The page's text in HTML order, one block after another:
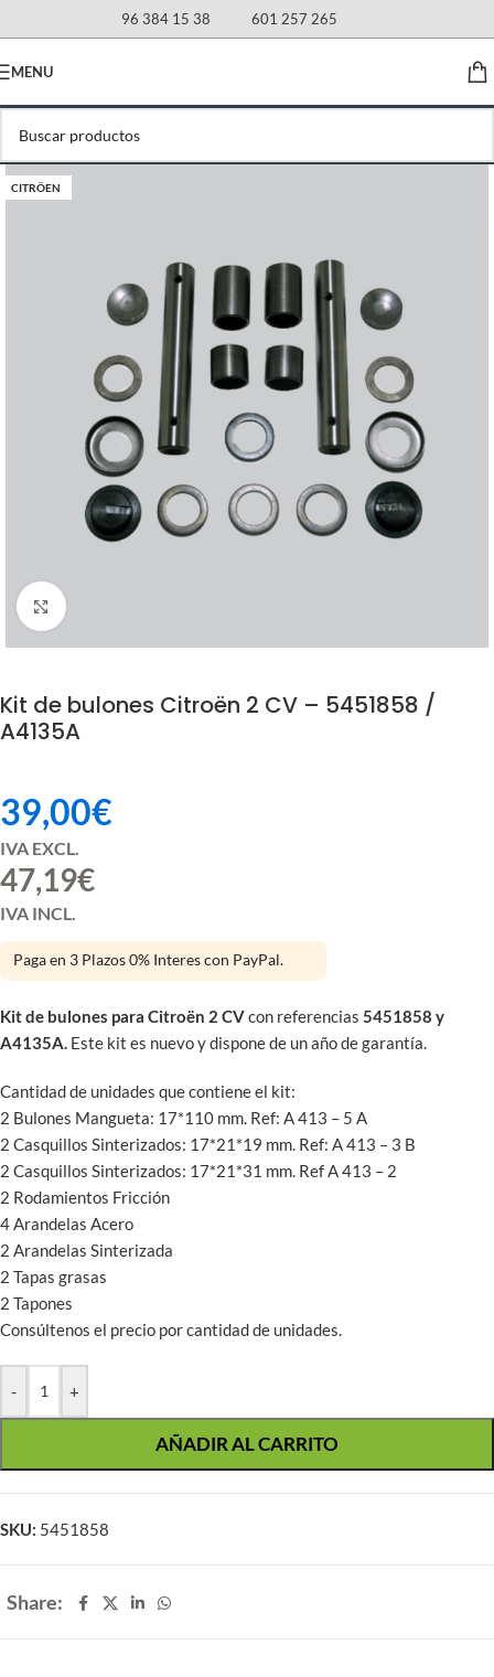
96 384 15 38 601 257 265
MENU
CITRÖEN
Click to enlarge
Kit de bulones Citroën 2 CV – 5451858 /
A4135A
39,00€
IVA EXCL.
47,19€
IVA INCL.
Paga en 3 Plazos 0% Interes con PayPal.
Kit de bulones para Citroën 2 CVcon referencias 5451858 y
A4135A. Este kit es nuevo y dispone de un año de garantía.
Cantidad de unidades que contiene el kit:
2 Bulones Mangueta: 17*110 mm. Ref: A 413 – 5 A
2 Casquillos Sinterizados: 17*21*19 mm. Ref: A 413 – 3 B
2 Casquillos Sinterizados: 17*21*31 mm. Ref A 413 – 2
2 Rodamientos Fricción
4 Arandelas Acero
2 Arandelas Sinterizada
2 Tapas grasas
2 Tapones
Consúltenos el precio por cantidad de unidades.
- +
AÑADIR AL CARRITO
SKU: 5451858
Share: